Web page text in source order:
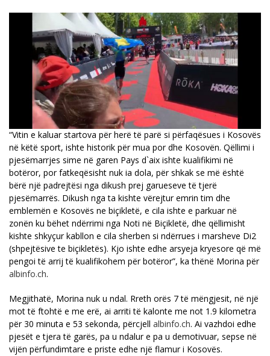
“Vitin e kaluar startova për herë të parë si përfaqësues i Kosovës
në këtë sport, ishte historik për mua por dhe Kosovën. Qëllimi i
pjesëmarrjes sime në garen Pays d`aix ishte kualifikimi në
botëror, por fatkeqësisht nuk ia dola, për shkak se më është
bërë një padrejtësi nga dikush prej garueseve të tjerë
pjesëmarrës. Dikush nga ta kishte vërejtur emrin tim dhe
emblemën e Kosovës ne biçikletë, e cila ishte e parkuar në
zonën ku bëhet ndërrimi nga Noti në Biçikletë, dhe qëllimisht
kishte shkyçur kabllon e cila sherben si ndërrues i marsheve Di2
(shpejtësive te biçikletës). Kjo ishte edhe arsyeja kryesore që më
pengoi të arrij të kualifikohem për botëror”, ka thënë Morina për
albinfo.ch.
Megjithatë, Morina nuk u ndal. Rreth orës 7 të mëngjesit, në një
mot të ftohtë e me erë, ai arriti të kalonte me not 1.9 kilometra
për 30 minuta e 53 sekonda, përcjell albinfo.ch. Ai vazhdoi edhe
pjesët e tjera të garës, pa u ndalur e pa u demotivuar, sepse në
vijën përfundimtare e priste edhe një flamur i Kosovës.